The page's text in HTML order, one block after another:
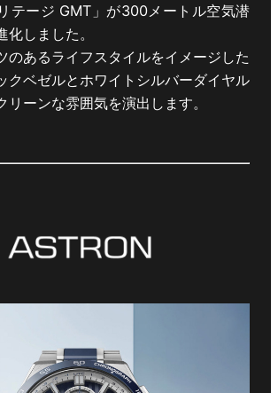
テージ GMT」が300メートル空気潜
しました。
のあるライフスタイルをイメージした
クベゼルとホワイトシルバーダイヤル
リーンな雰囲気を演出します。